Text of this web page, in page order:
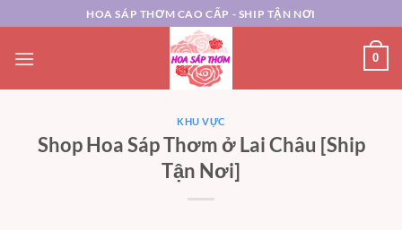
đến
nội
HOA SÁP THƠM CAO CẤP - SHIP TẬN NƠI
0
KHU VỰC
Shop Hoa Sáp Thơm ở Lai Châu [Ship
Tận Nơi]